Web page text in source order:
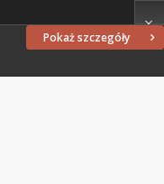
Pokaż szczegóły